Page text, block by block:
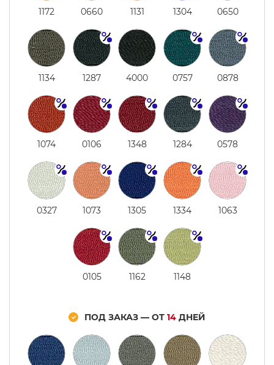
1172 0660 1131 1304 0650
1134 1287 4000 0757 0878
1074 0106 1348 1284 0578
0327 1073 1305 1334 1063
0105 1162 1148
ПОД ЗАКАЗ — ОТ 14 ДНЕЙ